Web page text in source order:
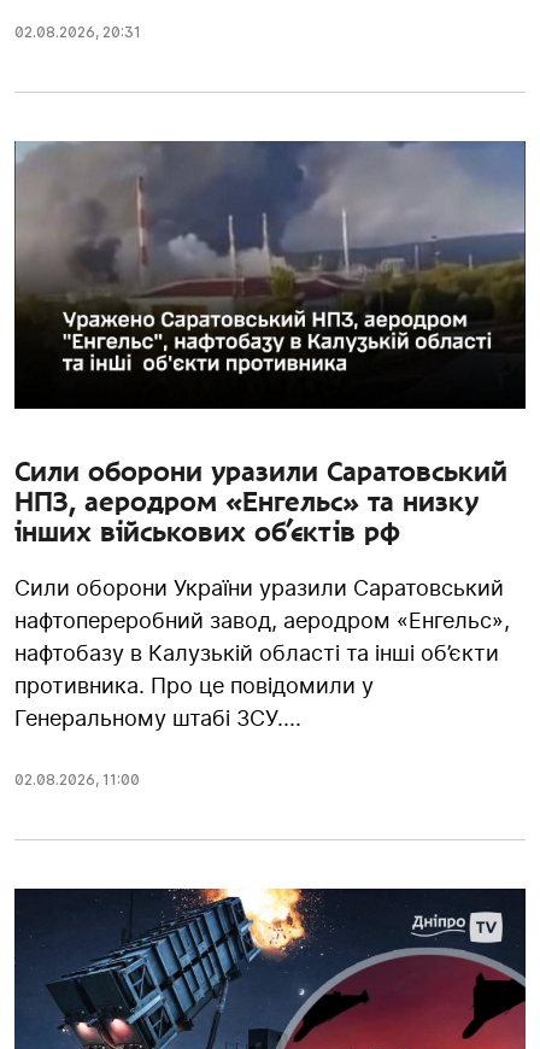
02.08.2026, 20:31
Сили оборони уразили Саратовський
НПЗ, аеродром «Енгельс» та низку
інших військових об’єктів рф
Сили оборони України уразили Саратовський
нафтопереробний завод, аеродром «Енгельс»,
нафтобазу в Калузькій області та інші об’єкти
противника. Про це повідомили у
Генеральному штабі ЗСУ....
02.08.2026, 11:00